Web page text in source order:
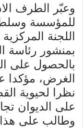
وعبّر الطرف
للمؤسسة
اللجنة
بالحصول على
الغرض، مؤكدا
نظرا لحيوية
على الديوان
وطالب على هذا